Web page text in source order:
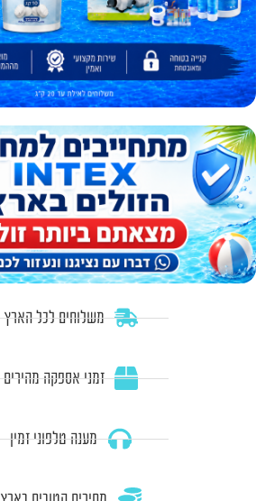
משלוחים לכל הארץ
זמני אספקה מהירים
מענה טלפוני זמין